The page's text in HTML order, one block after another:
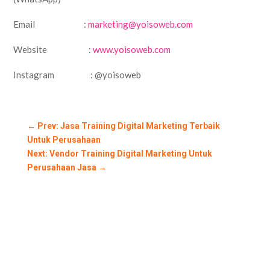
Email : marketing@yoisoweb.com
Website :www.yoisoweb.com
Instagram : @yoisoweb
← Prev: Jasa Training Digital Marketing Terbaik
Untuk Perusahaan
Next: Vendor Training Digital Marketing Untuk
Perusahaan Jasa →